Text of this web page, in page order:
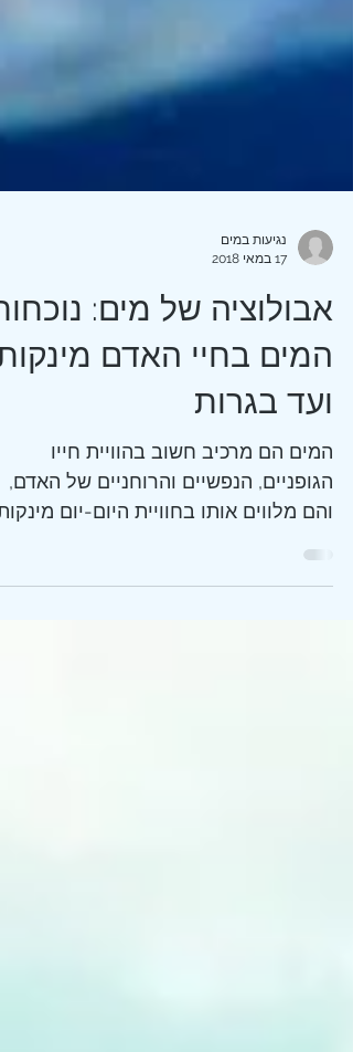
17 במאי 2018
אבולוציה של מים:
המים בחיי האדם
ועד בגרות
המים הם מרכיב חשוב בהוויית חייו
הגופניים, הנפשיים והרוחניים של האדם,
והם מלווים אותו בחוויית היום-יום
ילדות, בגרות ועד זקנה. הם...